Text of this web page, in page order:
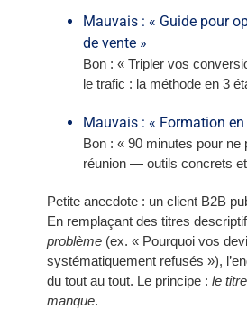
Mauvais : « Guide pour
de vente »
Bon : « Tripler vos
le trafic : la méthode en 3
Mauvais : « Formation
Bon : « 90 minutes pour ne
réunion — outils concrets
Petite anecdote : un client B2B
En remplaçant des titres
problème (ex. « Pourquoi vos
systématiquement refusés »),
du tout au tout. Le principe :le
manque.